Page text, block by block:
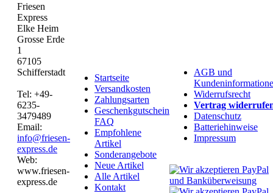
Friesen
Express
Elke Heim
Grosse Erde
1
67105
Schifferstadt
Tel: +49-
6235-
3479489
Email:
info@friesen-
express.de
Web:
www.friesen-
express.de
Startseite
Versandkosten
Zahlungsarten
Geschenkgutschein
FAQ
Empfohlene
Artikel
Sonderangebote
Neue Artikel
Alle Artikel
Kontakt
AGB und
Widerrufsrecht
Vertrag
Datenschutz
Batteriehinweise
Impressum